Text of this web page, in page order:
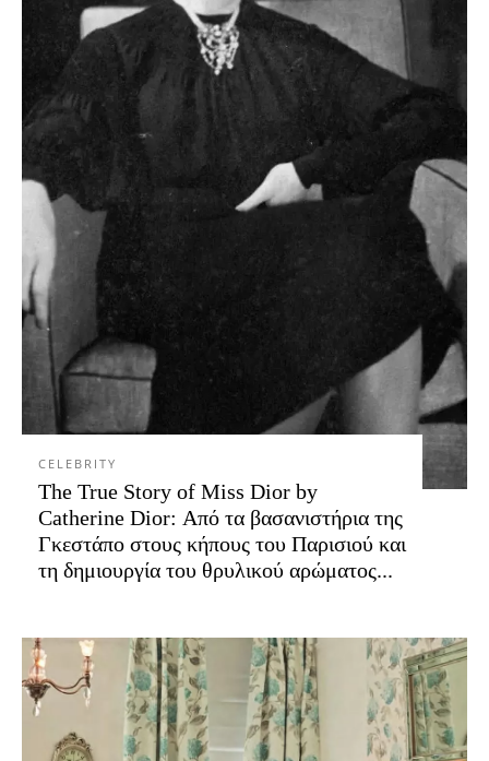
CELEBRITY
The True Story of Miss Dior by
Catherine Dior: Από τα βασανιστήρια της
Γκεστάπο στους κήπους του Παρισιού και
τη δημιουργία του θρυλικού αρώματος...